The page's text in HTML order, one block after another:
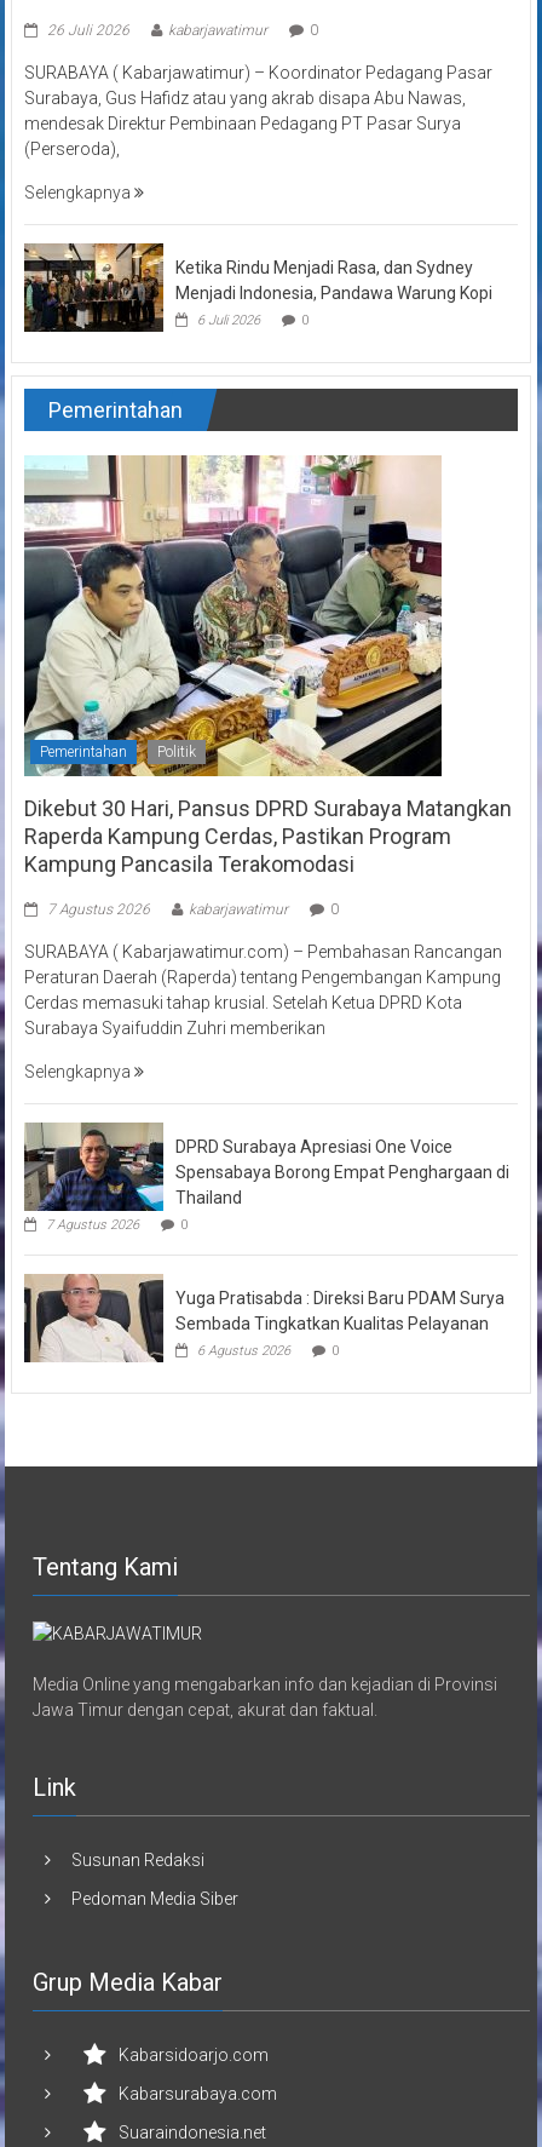
26 Juli 2026 kabarjawatimur 0
SURABAYA ( Kabarjawatimur) – Koordinator Pedagang Pasar
Surabaya, Gus Hafidz atau yang akrab disapa Abu Nawas,
mendesak Direktur Pembinaan Pedagang PT Pasar Surya
(Perseroda),
Selengkapnya
Ketika Rindu Menjadi Rasa, dan Sydney
Menjadi Indonesia, Pandawa Warung Kopi
6 Juli 2026 0
Pemerintahan
Pemerintahan Politik
Dikebut 30 Hari, Pansus DPRD Surabaya Matangkan
Raperda Kampung Cerdas, Pastikan Program
Kampung Pancasila Terakomodasi
7 Agustus 2026 kabarjawatimur 0
SURABAYA ( Kabarjawatimur.com) – Pembahasan Rancangan
Peraturan Daerah (Raperda) tentang Pengembangan Kampung
Cerdas memasuki tahap krusial. Setelah Ketua DPRD Kota
Surabaya Syaifuddin Zuhri memberikan
Selengkapnya
DPRD Surabaya Apresiasi One Voice
Spensabaya Borong Empat Penghargaan di
Thailand
7 Agustus 2026 0
Yuga Pratisabda : Direksi Baru PDAM Surya
Sembada Tingkatkan Kualitas Pelayanan
6 Agustus 2026 0
Tentang Kami
Media Online yang mengabarkan info dan kejadian di Provinsi
Jawa Timur dengan cepat, akurat dan faktual.
Link
Susunan Redaksi
Pedoman Media Siber
Grup Media Kabar
Kabarsidoarjo.com
Kabarsurabaya.com
Suaraindonesia.net